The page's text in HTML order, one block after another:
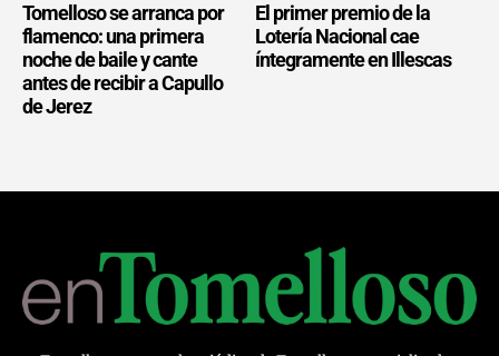
Tomelloso se arranca por
flamenco: una primera
noche de baile y cante
antes de recibir a Capullo
de Jerez
El primer premio de la
Lotería Nacional cae
íntegramente en Illescas